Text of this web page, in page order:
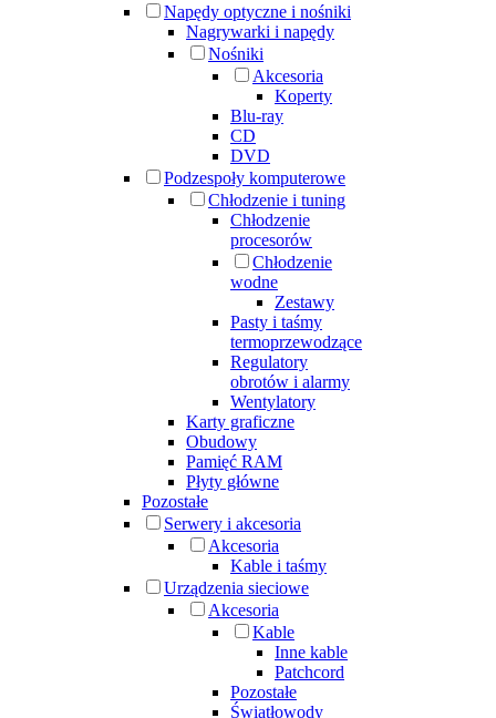
Napędy optyczne i nośniki
Nagrywarki i napędy
Nośniki
Akcesoria
Koperty
Blu-ray
CD
DVD
Podzespoły komputerowe
Chłodzenie i tuning
Chłodzenie
procesorów
Chłodzenie
wodne
Zestawy
Pasty i taśmy
termoprzewodzące
Regulatory
obrotów i alarmy
Wentylatory
Karty graficzne
Obudowy
Pamięć RAM
Płyty główne
Pozostałe
Serwery i akcesoria
Akcesoria
Kable i taśmy
Urządzenia sieciowe
Akcesoria
Kable
Inne kable
Patchcord
Pozostałe
Światłowody